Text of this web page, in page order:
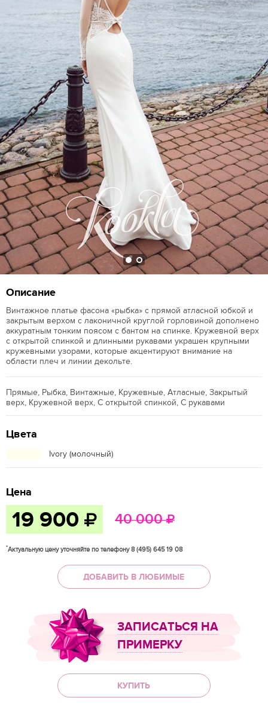
Описание
Винтажное платье фасона «рыбка» с прямой атласной юбкой и
закрытым верхом с лаконичной круглой горловиной дополнено
аккуратным тонким поясом с бантом на спинке. Кружевной верх
с открытой спинкой и длинными рукавами украшен крупными
кружевными узорами, которые акцентируют внимание на
области плеч и линии декольте.
Прямые, Рыбка, Винтажные, Кружевные, Атласные, Закрытый
верх, Кружевной верх, С открытой спинкой, С рукавами
Цвета
Ivory (молочный)
Цена
19 900 40 000
*Актуальную цену уточняйте по телефону 8 (495) 645 19 08
ДОБАВИТЬ В ЛЮБИМЫЕ
ЗАПИСАТЬСЯ НА
ПРИМЕРКУ
КУПИТЬ